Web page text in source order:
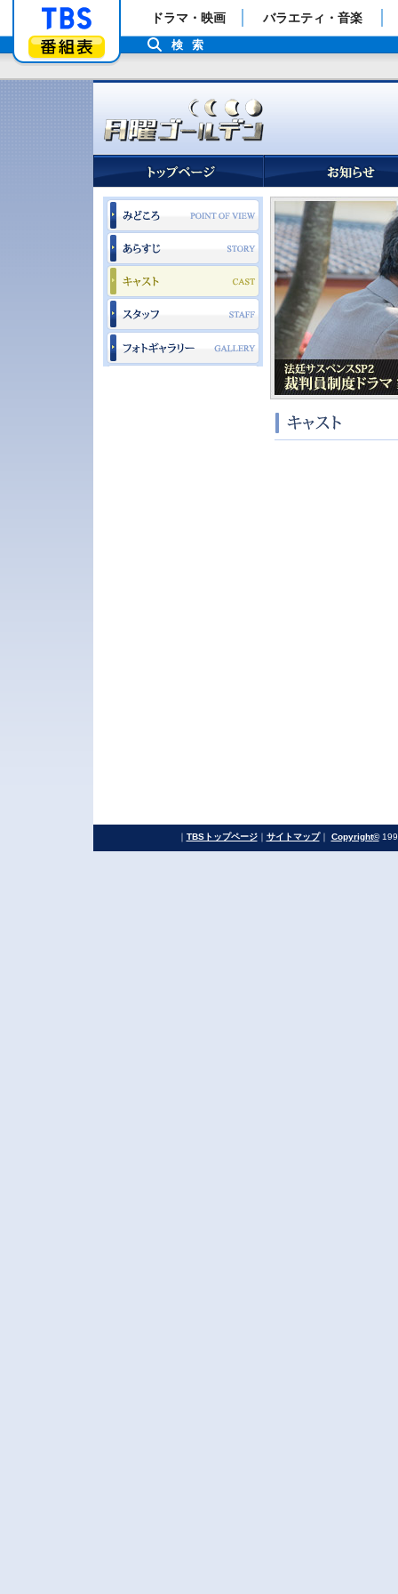
「TBSテレビ」トップページ
番組表
ドラマ・映画 バラエティ・音楽
検索
｜ TBSトップページ｜ サイトマップ｜ Copyright©